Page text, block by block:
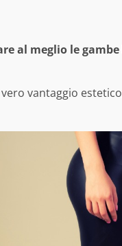
al meglio le
vantaggio